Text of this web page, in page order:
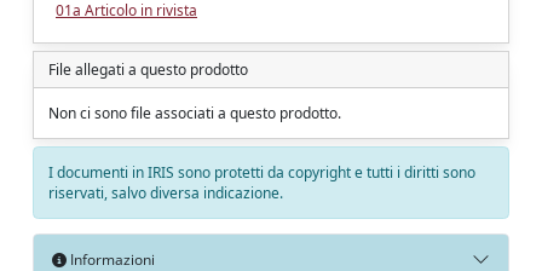
01a Articolo in rivista
File allegati a questo prodotto
Non ci sono file associati a questo prodotto.
I documenti in IRIS sono protetti da copyright e tutti i diritti sono
riservati, salvo diversa indicazione.
Informazioni